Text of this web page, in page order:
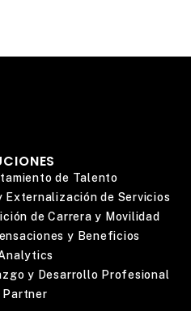
de Talento
Externalización de Servicios
de Carrera y Movilidad
y Beneficios
y Desarrollo Profesional
Partner